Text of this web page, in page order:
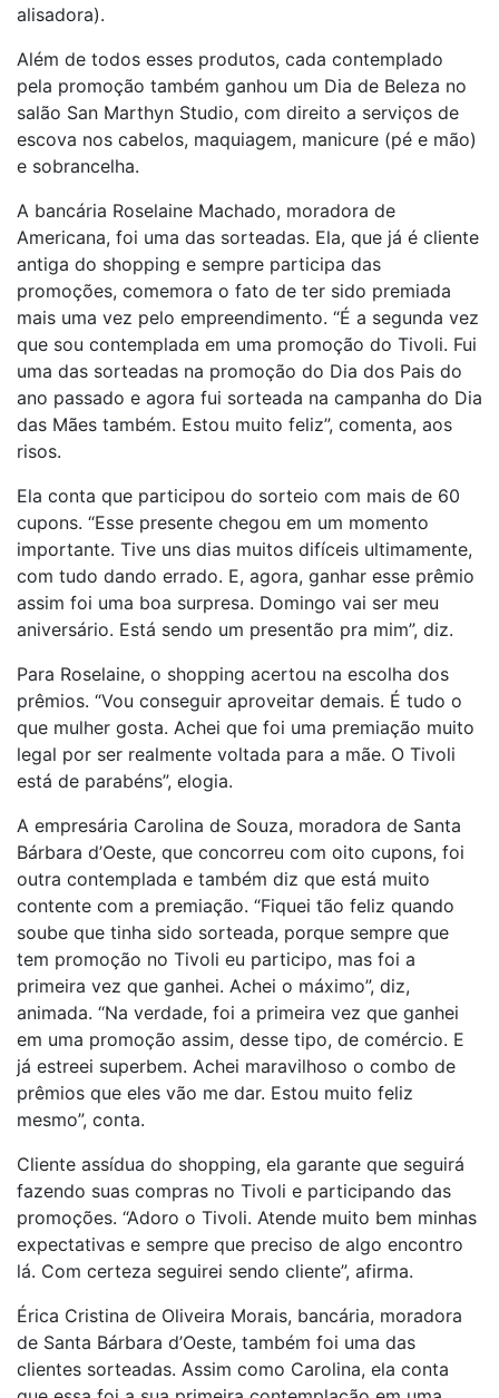
alisadora).
Além de todos esses produtos, cada contemplado
pela promoção também ganhou um Dia de Beleza no
salão San Marthyn Studio, com direito a serviços de
escova nos cabelos, maquiagem, manicure (pé e mão)
e sobrancelha.
A bancária Roselaine Machado, moradora de
Americana, foi uma das sorteadas. Ela, que já é cliente
antiga do shopping e sempre participa das
promoções, comemora o fato de ter sido premiada
mais uma vez pelo empreendimento. “É a segunda vez
que sou contemplada em uma promoção do Tivoli. Fui
uma das sorteadas na promoção do Dia dos Pais do
ano passado e agora fui sorteada na campanha do Dia
das Mães também. Estou muito feliz”, comenta, aos
risos.
Ela conta que participou do sorteio com mais de 60
cupons. “Esse presente chegou em um momento
importante. Tive uns dias muitos difíceis ultimamente,
com tudo dando errado. E, agora, ganhar esse prêmio
assim foi uma boa surpresa. Domingo vai ser meu
aniversário. Está sendo um presentão pra mim”, diz.
Para Roselaine, o shopping acertou na escolha dos
prêmios. “Vou conseguir aproveitar demais. É tudo o
que mulher gosta. Achei que foi uma premiação muito
legal por ser realmente voltada para a mãe. O Tivoli
está de parabéns”, elogia.
A empresária Carolina de Souza, moradora de Santa
Bárbara d’Oeste, que concorreu com oito cupons, foi
outra contemplada e também diz que está muito
contente com a premiação. “Fiquei tão feliz quando
soube que tinha sido sorteada, porque sempre que
tem promoção no Tivoli eu participo, mas foi a
primeira vez que ganhei. Achei o máximo”, diz,
animada. “Na verdade, foi a primeira vez que ganhei
em uma promoção assim, desse tipo, de comércio. E
já estreei superbem. Achei maravilhoso o combo de
prêmios que eles vão me dar. Estou muito feliz
mesmo”, conta.
Cliente assídua do shopping, ela garante que seguirá
fazendo suas compras no Tivoli e participando das
promoções. “Adoro o Tivoli. Atende muito bem minhas
expectativas e sempre que preciso de algo encontro
lá. Com certeza seguirei sendo cliente”, afirma.
Érica Cristina de Oliveira Morais, bancária, moradora
de Santa Bárbara d’Oeste, também foi uma das
clientes sorteadas. Assim como Carolina, ela conta